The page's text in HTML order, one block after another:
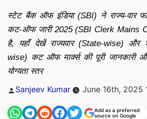
स्टेट बैंक ऑफ इंडिया (SBI) ने राज्य-वार
कट-ऑफ जारी 2025 (SBI Clerk Mains
है, यहाँ देखें राज्यवार (State-wise) और
wise) कट ऑफ मार्क्स की पूरी जानकारी
योग्यता स्तर
Posted
Sanjeev Kumar June 16th, 2025
Add as a preferred
source on Google